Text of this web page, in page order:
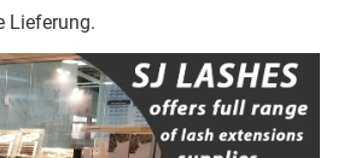
Lieferung.